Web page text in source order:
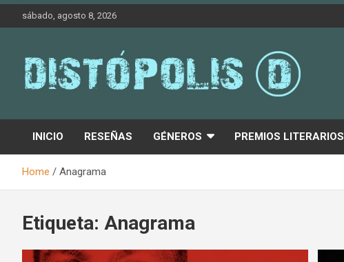
Skip
sábado, agosto 8, 2026
Distópolis
INICIO RESEÑAS GÉNEROS PREMIOS LITERARIOS
Home Anagrama
Etiqueta: Anagrama